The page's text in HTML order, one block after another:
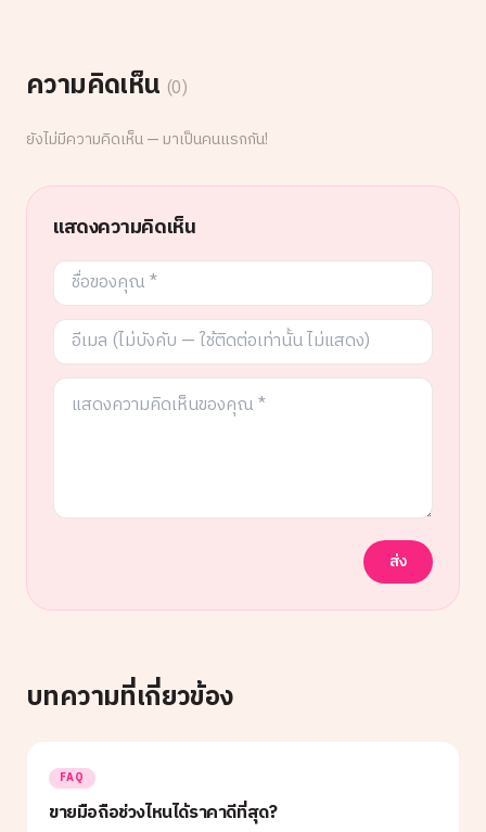
ความคิดเห็น (0)
ยังไม่มีความคิดเห็น — มาเป็นคนแรกกัน!
แสดงความคิดเห็น
ส่ง
บทความที่เกี่ยวข้อง
FAQ
ขายมือถือช่วงไหนได้ราคาดีที่สุด?